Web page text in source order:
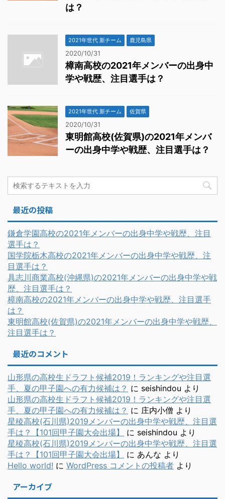
は？
2021年世代 新チーム 鹿児島県
2020/10/31
樟南高校の2021年メンバーの出身中
学や戦歴、注目選手は？
2021年世代 新チーム 佐賀県
2020/10/31
東明館高校(佐賀県)の2021年メンバ
ーの出身中学や戦歴、注目選手は？
最近の投稿
鎌倉学園高校の2021年メンバーの出身中学や戦歴、注目
選手は？
国学院栃木高校の2021年メンバーの出身中学や戦歴、注
目選手は？
具志川商業高校(沖縄県)の2021年メンバーの出身中学や戦
歴、注目選手は？
樟南高校の2021年メンバーの出身中学や戦歴、注目選手
は？
東明館高校(佐賀県)の2021年メンバーの出身中学や戦歴、
注目選手は？
最近のコメント
山形県の高校生ドラフト候補2019！ランキングや注目選
手、夏の甲子園への有力候補は？ に seishindou より
山形県の高校生ドラフト候補2019！ランキングや注目選
手、夏の甲子園への有力候補は？ に 庄内小僧 より
星稜高校(石川県)2019メンバーの出身中学や戦歴、注目選
手は？【101回甲子園大会出場】
に seishindou より
星稜高校(石川県)2019メンバーの出身中学や戦歴、注目選
手は？【101回甲子園大会出場】
に あんな より
Hello world! に WordPress コメントの投稿者 より
アーカイブ